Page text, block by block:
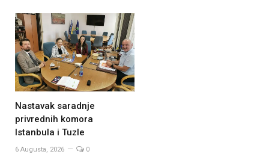
Nastavak saradnje
privrednih komora
Istanbula i Tuzle
6 Augusta, 2026 0